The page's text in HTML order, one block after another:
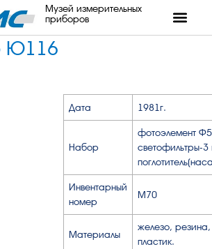
Музей измерительных
приборов
Ю116
Дата 1981г.
Набор
фотоэлемент
светофильтры-3
Инвентарный
номер
М70
Материалы
железо, резина,
пластик.